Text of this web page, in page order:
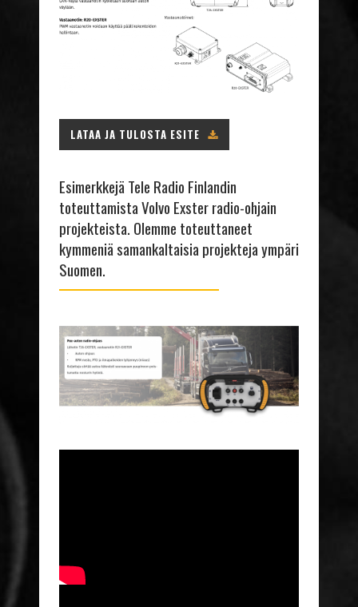
LATAA JA TULOSTA ESITE
Esimerkkejä Tele Radio Finlandin
toteuttamista Volvo Exster radio-ohjain
projekteista. Olemme toteuttaneet
kymmeniä samankaltaisia projekteja ympäri
Suomen.